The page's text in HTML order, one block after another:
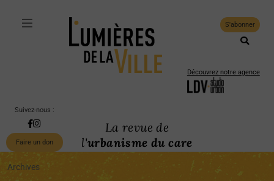
S'abonner
Découvrez notre agence
Suivez-nous :
Faire un don
La revue de
l'urbanisme du care
Archives